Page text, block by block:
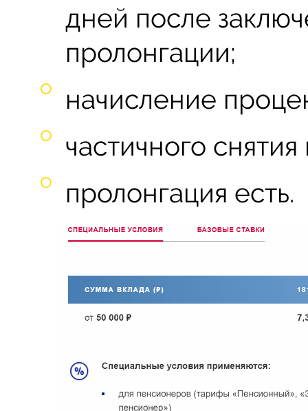
дней после
пролонгации;
начисление
частичного
пролонгация есть.